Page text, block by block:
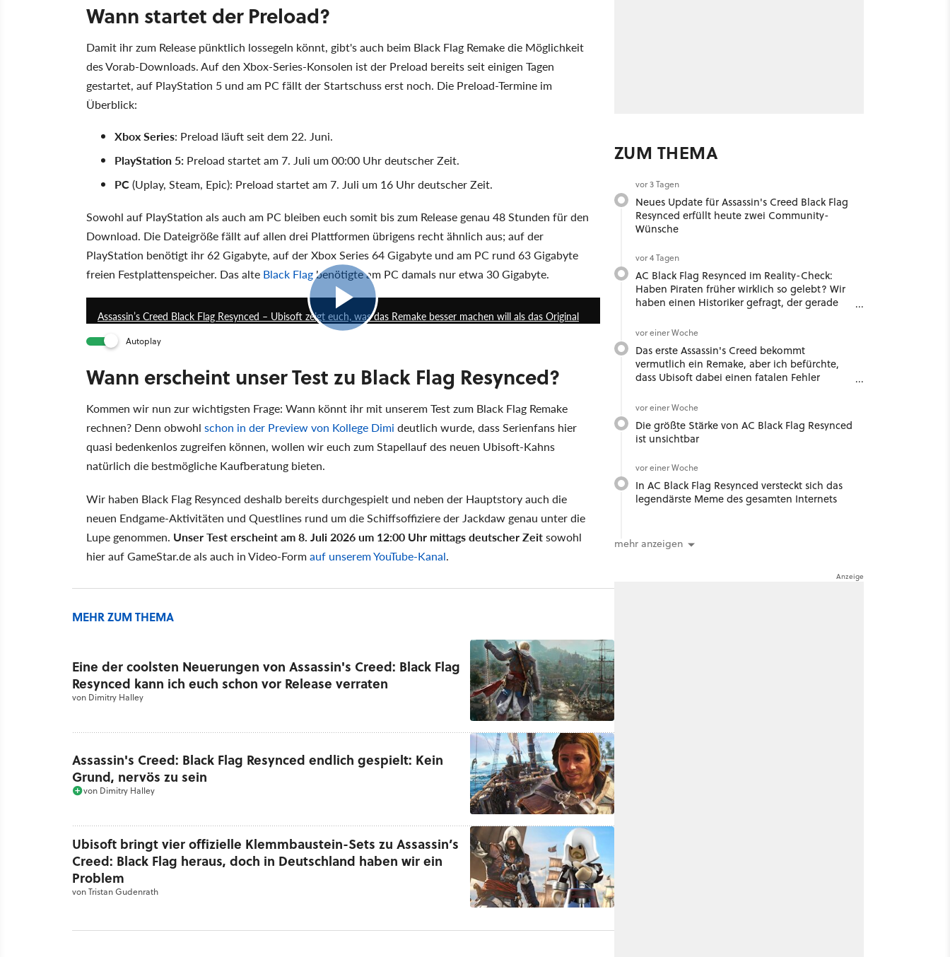
Wann startet der Preload?
Damit ihr zum Release pünktlich lossegeln könnt, gibt's auch beim Black Flag Remake die Möglichkeit
des Vorab-Downloads. Auf den Xbox-Series-Konsolen ist der Preload bereits seit einigen Tagen
gestartet, auf PlayStation 5 und am PC fällt der Startschuss erst noch. Die Preload-Termine im
Überblick:
Xbox Series: Preload läuft seit dem 22. Juni.
PlayStation 5: Preload startet am 7. Juli um 00:00 Uhr deutscher Zeit.
PC (Uplay, Steam, Epic): Preload startet am 7. Juli um 16 Uhr deutscher Zeit.
Sowohl auf PlayStation als auch am PC bleiben euch somit bis zum Release genau 48 Stunden für den
Download. Die Dateigröße fällt auf allen drei Plattformen übrigens recht ähnlich aus; auf der
PlayStation benötigt ihr 62 Gigabyte, auf der Xbox Series 64 Gigabyte und am PC rund 63 Gigabyte
freien Festplattenspeicher. Das alte Black Flagbenötigte am PC damals nur etwa 30 Gigabyte.
Assassin’s Creed Black Flag Resynced – Ubisoft zeigt euch, was das Remake besser machen will als das Original
Autoplay
Wann erscheint unser Test zu Black Flag Resynced?
Kommen wir nun zur wichtigsten Frage: Wann könnt ihr mit unserem Test zum Black Flag Remake
rechnen? Denn obwohl schon in der Preview von Kollege Dimi deutlich wurde, dass Serienfans hier
quasi bedenkenlos zugreifen können, wollen wir euch zum Stapellauf des neuen Ubisoft-Kahns
natürlich die bestmögliche Kaufberatung bieten.
Wir haben Black Flag Resynced deshalb bereits durchgespielt und neben der Hauptstory auch die
neuen Endgame-Aktivitäten und Questlines rund um die Schiffsoffiziere der Jackdaw genau unter die
Lupe genommen. Unser Test erscheint am 8. Juli 2026 um 12:00 Uhr mittags deutscher Zeitsowohl
hier auf GameStar.de als auch in Video-Formauf unserem YouTube-Kanal.
MEHR ZUM THEMA
Eine der coolsten Neuerungen von Assassin's Creed: Black Flag
Resynced kann ich euch schon vor Release verraten
von Dimitry Halley
Assassin's Creed: Black Flag Resynced endlich gespielt: Kein
Grund, nervös zu sein
von Dimitry Halley
Ubisoft bringt vier offizielle Klemmbaustein-Sets zu Assassin’s
Creed: Black Flag heraus, doch in Deutschland haben wir ein
Problem
vonTristan Gudenrath
ZUM THEMA
vor 3 Tagen
Neues Update für Assassin's Creed Black Flag
Resynced erfüllt heute zwei Community-
Wünsche
vor 4 Tagen
AC Black Flag Resynced im Reality-Check:
Haben Piraten früher wirklich so gelebt? Wir
haben einen Historiker gefragt, der gerade
vor einer Woche
Das erste Assassin's Creed bekommt
vermutlich ein Remake, aber ich befürchte,
dass Ubisoft dabei einen fatalen Fehler
vor einer Woche
Die größte Stärke von AC Black Flag Resynced
ist unsichtbar
vor einer Woche
In AC Black Flag Resynced versteckt sich das
legendärste Meme des gesamten Internets
mehr anzeigen